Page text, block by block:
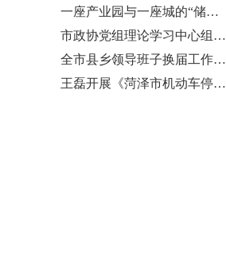
一座产业园与一座城的“储…
市政协党组理论学习中心组…
全市县乡领导班子换届工作…
王磊开展《菏泽市机动车停…